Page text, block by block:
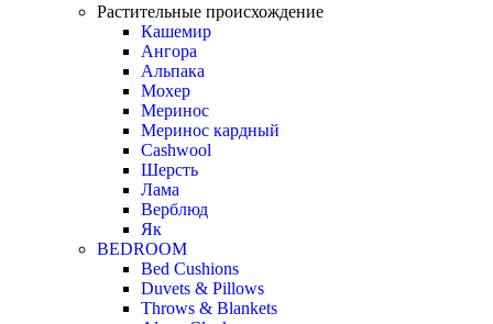
Растительные происхождение
Кашемир
Ангора
Альпака
Мохер
Меринос
Меринос кардный
Cashwool
Шерсть
Лама
Верблюд
Як
BEDROOM
Bed Cushions
Duvets & Pillows
Throws & Blankets